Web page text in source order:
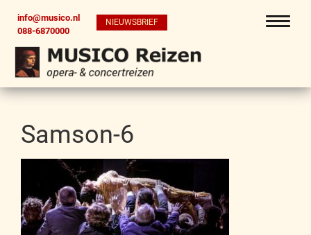
info@musico.nl
088-6870000
NIEUWSBRIEF
Samson-6